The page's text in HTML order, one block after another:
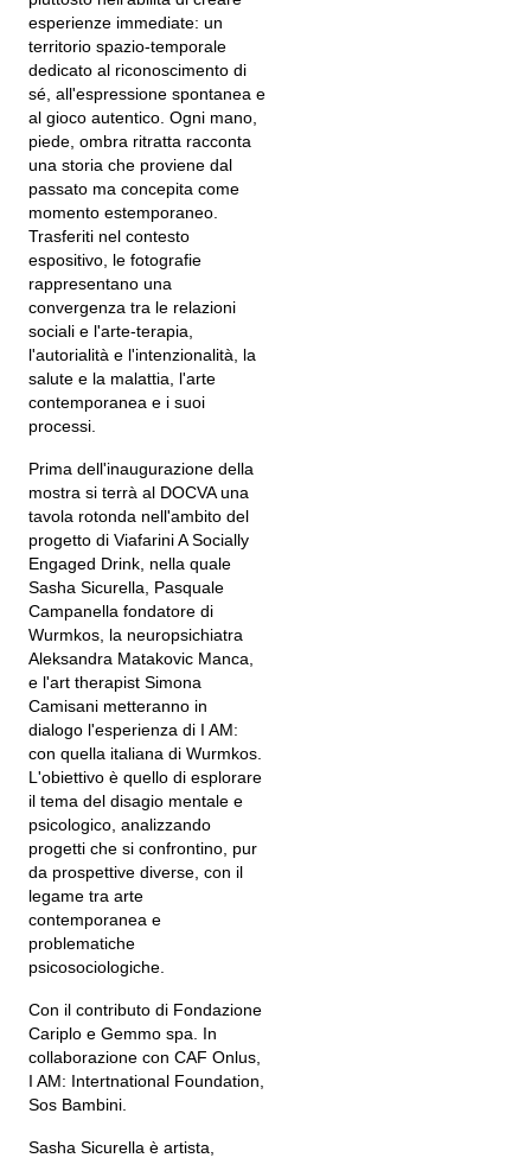
esperienze immediate: un
territorio spazio-temporale
dedicato al riconoscimento di
sé, all'espressione spontanea e
al gioco autentico. Ogni mano,
piede, ombra ritratta racconta
una storia che proviene dal
passato ma concepita come
momento estemporaneo.
Trasferiti nel contesto
espositivo, le fotografie
rappresentano una
convergenza tra le relazioni
sociali e l'arte-terapia,
l'autorialità e l'intenzionalità, la
salute e la malattia, l'arte
contemporanea e i suoi
processi.
Prima dell'inaugurazione della
mostra si terrà al DOCVA una
tavola rotonda nell'ambito del
progetto di Viafarini A Socially
Engaged Drink, nella quale
Sasha Sicurella, Pasquale
Campanella fondatore di
Wurmkos, la neuropsichiatra
Aleksandra Matakovic Manca,
e l'art therapist Simona
Camisani metteranno in
dialogo l'esperienza di I AM:
con quella italiana di Wurmkos.
L'obiettivo è quello di esplorare
il tema del disagio mentale e
psicologico, analizzando
progetti che si confrontino, pur
da prospettive diverse, con il
legame tra arte
contemporanea e
problematiche
psicosociologiche.
Con il contributo di Fondazione
Cariplo e Gemmo spa. In
collaborazione con CAF Onlus,
I AM: Intertnational Foundation,
Sos Bambini.
Sasha Sicurella è artista,